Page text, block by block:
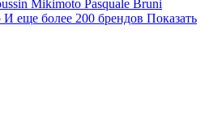
Mikimoto Pasquale Bruni
И еще более 200 брендов Показать